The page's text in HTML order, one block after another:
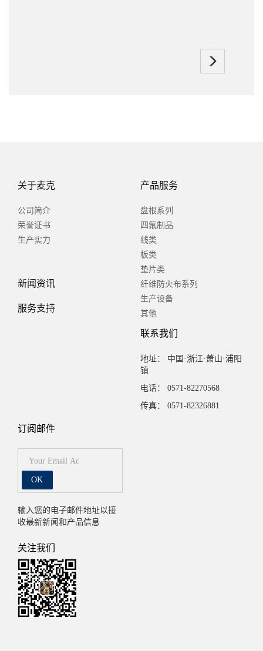
关于麦克
公司简介
荣誉证书
生产实力
新闻资讯
服务支持
产品服务
盘根系列
四氟制品
线类
板类
垫片类
纤维防火布系列
生产设备
其他
联系我们
地址： 中国·浙江·萧山·浦阳
镇
电话： 0571-82270568
传真： 0571-82326881
订阅邮件
OK
输入您的电子邮件地址以接
收最新新闻和产品信息
关注我们